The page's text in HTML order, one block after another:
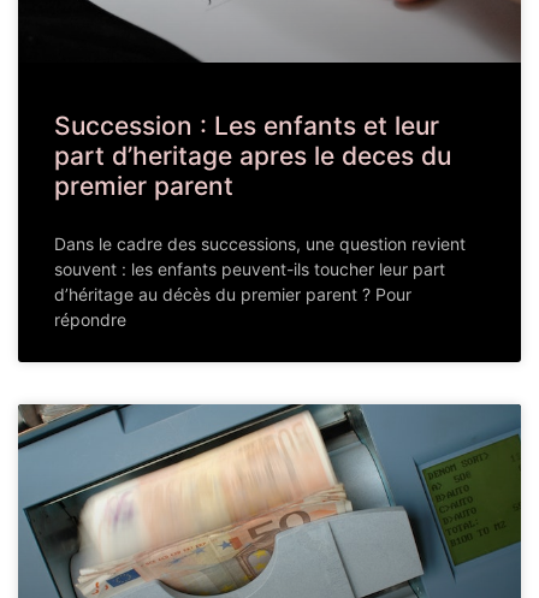
Succession : Les enfants et leur
part d’heritage apres le deces du
premier parent
Dans le cadre des successions, une question revient
souvent : les enfants peuvent-ils toucher leur part
d’héritage au décès du premier parent ? Pour
répondre